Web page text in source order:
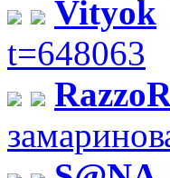
Vityok
t=648063